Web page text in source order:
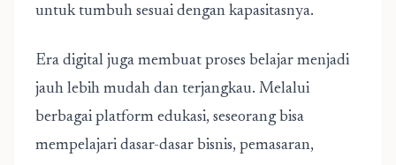
untuk tumbuh sesuai dengan kapasitasnya.
Era digital juga membuat proses belajar menjadi
jauh lebih mudah dan terjangkau. Melalui
berbagai platform edukasi, seseorang bisa
mempelajari dasar-dasar bisnis, pemasaran,